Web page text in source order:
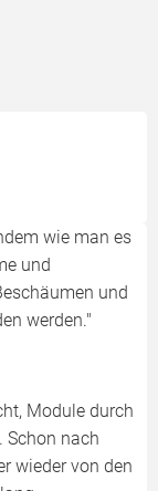
wie man es
und
und
werden."
Module durch
Schon nach
wieder von den